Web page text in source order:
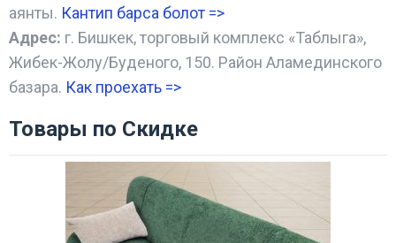
аянты. Кантип барса болот =>
Адрес: г. Бишкек, торговый комплекс «Таблыга»,
Жибек-Жолу/Буденого, 150. Район Аламединского
базара. Как проехать =>
Товары по Скидке